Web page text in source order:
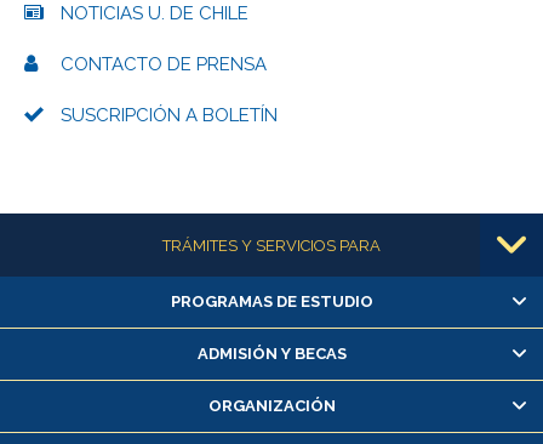
NOTICIAS U. DE CHILE
CONTACTO DE PRENSA
SUSCRIPCIÓN A BOLETÍN
Más informaciónTRÁMITES Y SERVICIOS PARA
Alumnas/os y exalumnas/os
Matrícula en línea
Inscripción y cambio de asignaturas
Consulta y certificado de notas
PROGRAMAS DE ESTUDIO
ADMISIÓN Y BECAS
ORGANIZACIÓN